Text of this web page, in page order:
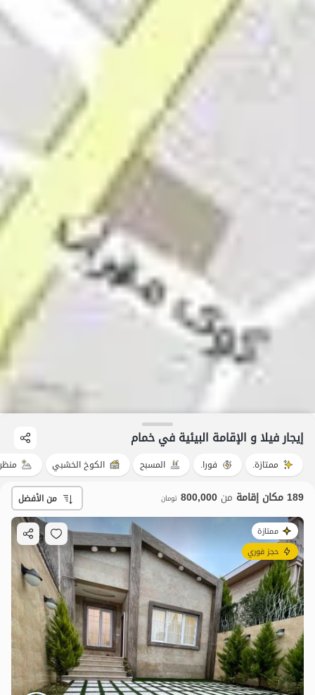
إيجار فيلا و الإقامة البيئية في خمام
ممتازة. فورا. المسبح الكوخ الخشبي
189 مكان إقامة من 800,000 تومان من الأفضل
ممتازة
حجز فوري